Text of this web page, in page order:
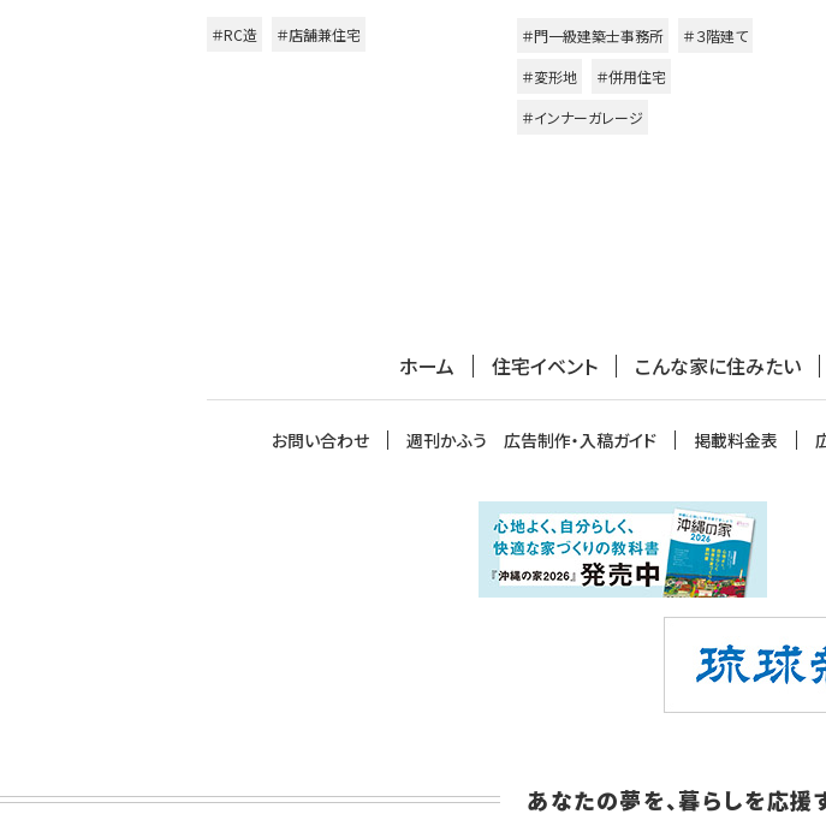
＃RC造 ＃店舗兼住宅 ＃門一級建築士事務所
＃３階建て
＃変形地
＃併用住宅
＃インナーガレージ
ホーム 住宅イベント こんな家に住みたい
お問い合わせ 週刊かふう 広告制作・入稿ガイド 掲載料金表
あなたの夢を、暮らしを応